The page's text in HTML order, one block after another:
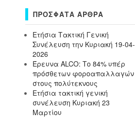
ΠΡΌΣΦΑΤΑ ΆΡΘΡΑ
Ετήσια Τακτική Γενική
Συνέλευση την Κυριακή 19-04-
2026
Έρευνα ALCO: Το 84% υπέρ
πρόσθετων φοροαπαλλαγών
στους πολύτεκνους
Ετήσια τακτική γενική
συνέλευση Κυριακή 23
Μαρτίου